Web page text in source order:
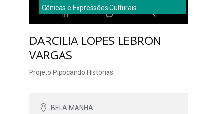
Cênicas e Expressões Culturais
DARCILIA LOPES LEBRON
VARGAS
Projeto Pipocando Historias
BELA MANHÃ